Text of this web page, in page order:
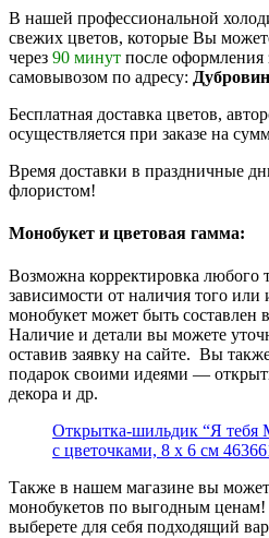
В нашей профессиональной
свежих цветов, которые Вы
через 90 минут после оформления
самовывозом по адресу:
Бесплатная доставка цветов,
осуществляется при заказе на
Время доставки в праздничные
флористом!
Монобукет и цветовая гамма:
Возможна корректировка любого
зависимости от наличия того или
монобукет может быть составлен
Наличие и детали вы можете
оставив заявку на сайте. Вы
подарок своими идеями —
декора и др.
Открытка-шильдик “Я
с цветочками, 8 х 6 см
Также в нашем магазине вы
монобукетов по выгодным ценам!
выберете для себя подходящий